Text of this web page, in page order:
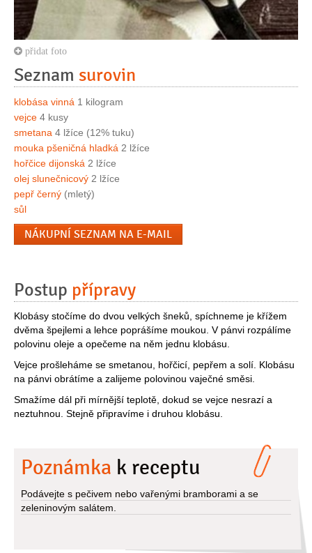
přidat foto
Seznam surovin
klobása vinná 1 kilogram
vejce 4 kusy
smetana 4 lžíce (12% tuku)
mouka pšeničná hladká 2 lžíce
hořčice dijonská 2 lžíce
olej slunečnicový 2 lžíce
pepř černý (mletý)
sůl
NÁKUPNÍ SEZNAM NA E-MAIL
Postup přípravy
Klobásy stočíme do dvou velkých šneků, spíchneme je křížem
dvěma špejlemi a lehce poprášíme moukou. V pánvi rozpálíme
polovinu oleje a opečeme na něm jednu klobásu.
Vejce prošleháme se smetanou, hořčicí, pepřem a solí. Klobásu
na pánvi obrátíme a zalijeme polovinou vaječné směsi.
Smažíme dál při mírnější teplotě, dokud se vejce nesrazí a
neztuhnou. Stejně připravíme i druhou klobásu.
Poznámka k receptu
Podávejte s pečivem nebo vařenými bramborami a se
zeleninovým salátem.